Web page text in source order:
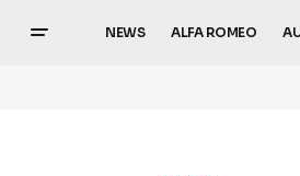
NEWS ALFA ROMEO